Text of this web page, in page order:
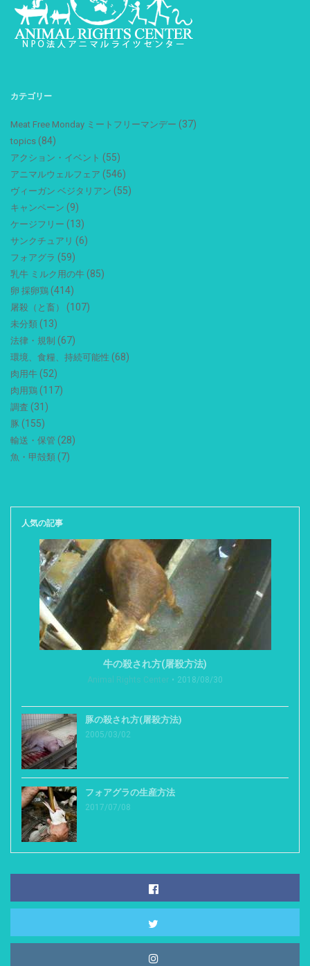
カテゴリー
Meat Free Monday ミートフリーマンデー (37)
topics (84)
アクション・イベント (55)
アニマルウェルフェア (546)
ヴィーガン ベジタリアン (55)
キャンペーン (9)
ケージフリー (13)
サンクチュアリ (6)
フォアグラ (59)
乳牛 ミルク用の牛 (85)
卵 採卵鶏 (414)
屠殺（と畜） (107)
未分類 (13)
法律・規制 (67)
環境、食糧、持続可能性 (68)
肉用牛 (52)
肉用鶏 (117)
調査 (31)
豚 (155)
輸送・保管 (28)
魚・甲殻類 (7)
人気の記事
牛の殺され方(屠殺方法)
Animal Rights Center 2018/08/30
豚の殺され方(屠殺方法)
2005/03/02
フォアグラの生産方法
2017/07/08